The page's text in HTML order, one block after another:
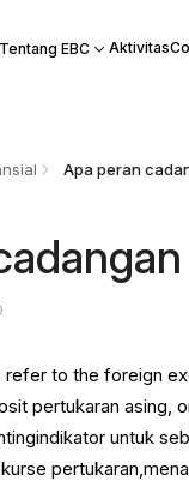
EBC Aktivitas
Apa peran
to the foreign
pertukaran asing,
untuk